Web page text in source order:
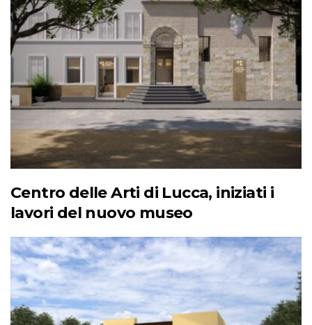
Centro delle Arti di Lucca, iniziati i
lavori del nuovo museo